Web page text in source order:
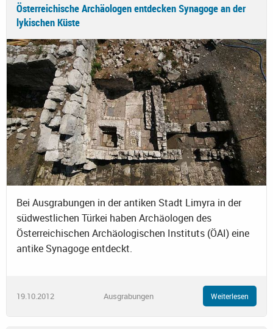
Österreichische Archäologen entdecken Synagoge an der
lykischen Küste
Bei Ausgrabungen in der antiken Stadt Limyra in der
südwestlichen Türkei haben Archäologen des
Österreichischen Archäologischen Instituts (ÖAI) eine
antike Synagoge entdeckt.
19.10.2012 Ausgrabungen Weiterlesen